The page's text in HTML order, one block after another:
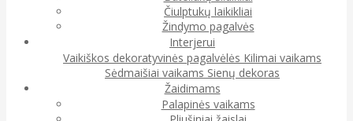
Čiulptukų laikikliai
Žindymo pagalvės
Interjerui
Vaikiškos dekoratyvinės pagalvėlės Kilimai vaikams
Sėdmaišiai vaikams Sienų dekoras
Žaidimams
Palapinės vaikams